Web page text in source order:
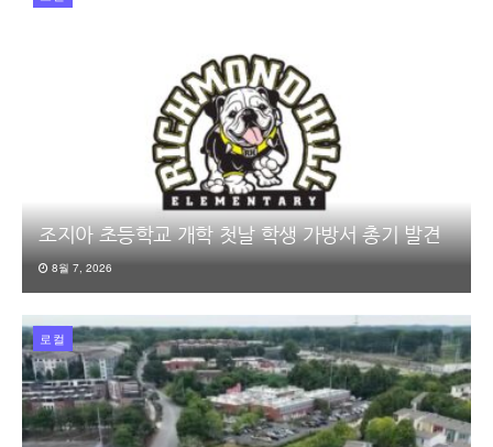
조지아 초등학교 개학 첫날 학생 가방서 총기 발견
8월 7, 2026
로컬